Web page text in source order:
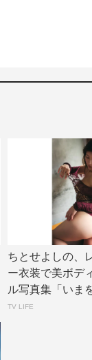
ちとせよしの、
ー衣装で美ボデ
ル写真集「いま
面カット公開 |...
TV LIFE